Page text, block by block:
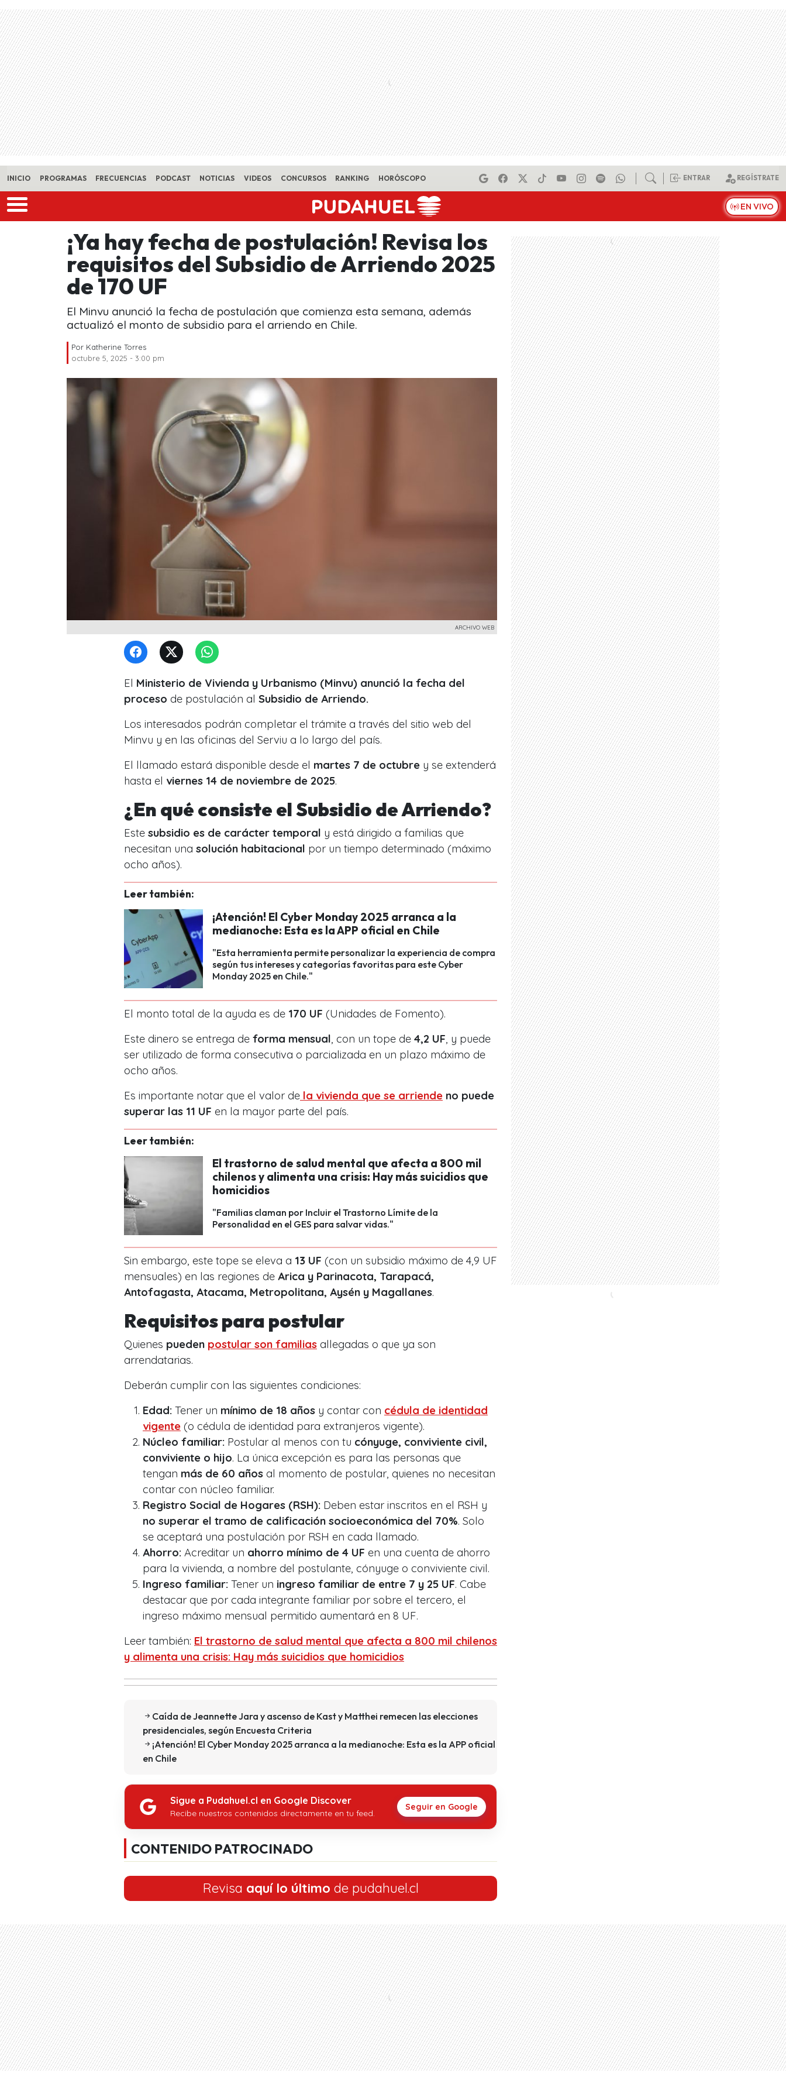
Skip to main content
INICIO PROGRAMAS FRECUENCIAS PODCAST NOTICIAS VIDEOS CONCURSOS RANKING HORÓSCOPO ENTRAR REGÍSTRATE
EN VIVO
¡Ya hay fecha de postulación! Revisa los
requisitos del Subsidio de Arriendo 2025
de 170 UF
El Minvu anunció la fecha de postulación que comienza esta semana, además
actualizó el monto de subsidio para el arriendo en Chile.
Por Katherine Torres
octubre 5, 2025 - 3:00 pm
ARCHIVO WEB
El Ministerio de Vivienda y Urbanismo (Minvu) anunció la fecha del
proceso de postulación al Subsidio de Arriendo.
Los interesados podrán completar el trámite a través del sitio web del
Minvu y en las oficinas del Serviu a lo largo del país.
El llamado estará disponible desde el martes 7 de octubre y se extenderá
hasta el viernes 14 de noviembre de 2025.
¿En qué consiste el Subsidio de Arriendo?
Este subsidio es de carácter temporal y está dirigido a familias que
necesitan una solución habitacional por un tiempo determinado (máximo
ocho años).
Leer también:
¡Atención! El Cyber Monday 2025 arranca a la
medianoche: Esta es la APP oficial en Chile
"Esta herramienta permite personalizar la experiencia de compra
según tus intereses y categorías favoritas para este Cyber
Monday 2025 en Chile."
El monto total de la ayuda es de 170 UF (Unidades de Fomento).
Este dinero se entrega de forma mensual , con un tope de 4,2 UF , y puede
ser utilizado de forma consecutiva o parcializada en un plazo máximo de
ocho años.
Es importante notar que el valor de la vivienda que se arriende no puede
superar las 11 UF en la mayor parte del país.
Leer también:
El trastorno de salud mental que afecta a 800 mil
chilenos y alimenta una crisis: Hay más suicidios que
homicidios
"Familias claman por Incluir el Trastorno Límite de la
Personalidad en el GES para salvar vidas."
Sin embargo, este tope se eleva a 13 UF (con un subsidio máximo de 4,9 UF
mensuales) en las regiones de Arica y Parinacota, Tarapacá,
Antofagasta, Atacama, Metropolitana, Aysén y Magallanes.
Requisitos para postular
Quienes pueden postular son familias allegadas o que ya son
arrendatarias.
Deberán cumplir con las siguientes condiciones:
Edad: Tener un mínimo de 18 años y contar con cédula de identidad
vigente (o cédula de identidad para extranjeros vigente).
Núcleo familiar: Postular al menos con tu cónyuge, conviviente civil,
conviviente o hijo. La única excepción es para las personas que
tengan más de 60 años al momento de postular, quienes no necesitan
contar con núcleo familiar.
Registro Social de Hogares (RSH): Deben estar inscritos en el RSH y
no superar el tramo de calificación socioeconómica del 70%. Solo
se aceptará una postulación por RSH en cada llamado.
Ahorro: Acreditar un ahorro mínimo de 4 UF en una cuenta de ahorro
para la vivienda, a nombre del postulante, cónyuge o conviviente civil.
Ingreso familiar: Tener un ingreso familiar de entre 7 y 25 UF. Cabe
destacar que por cada integrante familiar por sobre el tercero, el
ingreso máximo mensual permitido aumentará en 8 UF.
Leer también: El trastorno de salud mental que afecta a 800 mil chilenos
y alimenta una crisis: Hay más suicidios que homicidios
Caída de Jeannette Jara y ascenso de Kast y Matthei remecen las elecciones
presidenciales, según Encuesta Criteria
¡Atención! El Cyber Monday 2025 arranca a la medianoche: Esta es la APP oficial
en Chile
Sigue a Pudahuel.cl en Google Discover
Recibe nuestros contenidos directamente en tu feed.
Seguir en Google
CONTENIDO PATROCINADO
Revisa aquí lo último de pudahuel.cl